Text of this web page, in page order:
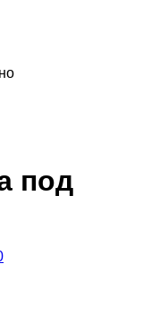
под